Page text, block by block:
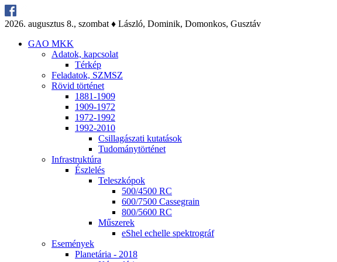
2026. au­gusz­tus 8., szom­bat ♦ Lász­ló, Do­mi­nik, Do­mon­kos, Gusz­táv
GAO MKK
Ada­tok, kap­cso­lat
Tér­kép
Fel­ada­tok, SZMSZ
Rö­vid tör­té­net
1881-1909
1909-1972
1972-1992
1992-2010
Csil­la­gá­sza­ti ku­ta­tá­sok
Tu­do­mány­tör­té­net
Inf­ra­struk­tú­ra
Ész­le­lés
Te­lesz­kó­pok
500/4500 RC
600/7500 Cas­seg­ra­in
800/5600 RC
Mű­sze­rek
eS­hel echel­le spekt­ro­gráf
Ese­mé­nyek
Pla­ne­tá­ria - 2018